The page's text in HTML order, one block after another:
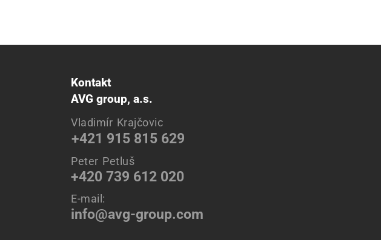
Kontakt
AVG group, a.s.
Vladimír Krajčovic
+421 915 815 629
Peter Petluš
+420 739 612 020
E-mail:
info@avg-group.com